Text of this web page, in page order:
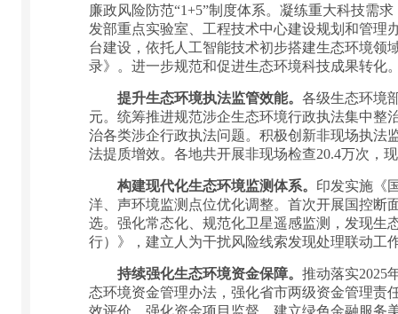
廉政风险防范“1+5”制度体系。凝练重大科技需
发部重点实验室、工程技术中心建设规划和管理
台建设，依托人工智能技术初步搭建生态环境领
录》。进一步规范和促进生态环境科技成果转化
提升生态环境执法监管效能。 各级生态环境
元。统筹推进规范涉企生态环境行政执法集中整
治各类涉企行政执法问题。积极创新非现场执法
法提质增效。各地共开展非现场检查20.4万次，
构建现代化生态环境监测体系。 印发实施《
洋、声环境监测点位优化调整。首次开展国控断
选。强化常态化、规范化卫星遥感监测，发现生
行）》，建立人为干扰风险线索发现处理联动工
持续强化生态环境资金保障。 推动落实2025
态环境资金管理办法，强化省市两级资金管理责
效评价，强化资金项目监督。建立绿色金融服务